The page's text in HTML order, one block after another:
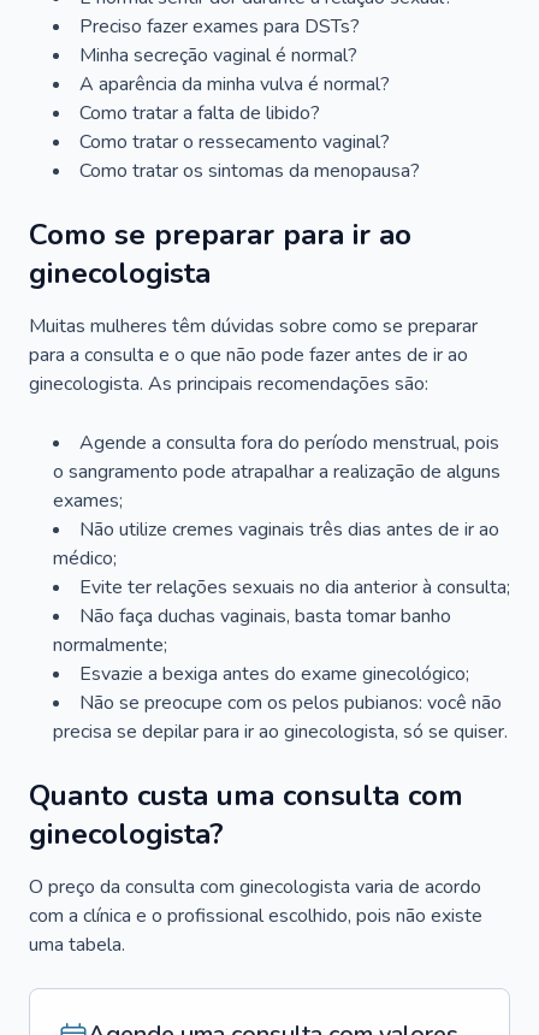
Preciso fazer exames para DSTs?
Minha secreção vaginal é normal?
A aparência da minha vulva é normal?
Como tratar a falta de libido?
Como tratar o ressecamento vaginal?
Como tratar os sintomas da menopausa?
Como se preparar para ir ao
ginecologista
Muitas mulheres têm dúvidas sobre como se preparar
para a consulta e o que não pode fazer antes de ir ao
ginecologista. As principais recomendações são:
Agende a consulta fora do período menstrual, pois
o sangramento pode atrapalhar a realização de alguns
exames;
Não utilize cremes vaginais três dias antes de ir ao
médico;
Evite ter relações sexuais no dia anterior à consulta;
Não faça duchas vaginais, basta tomar banho
normalmente;
Esvazie a bexiga antes do exame ginecológico;
Não se preocupe com os pelos pubianos: você não
precisa se depilar para ir ao ginecologista, só se quiser.
Quanto custa uma consulta com
ginecologista?
O preço da consulta com ginecologista varia de acordo
com a clínica e o profissional escolhido, pois não existe
uma tabela.